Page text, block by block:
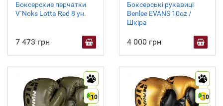
Боксерские перчатки
V`Noks Lotta Red 8 ун.
7 473 грн
Боксерські рукавиці
Benlee EVANS 10oz /
Шкіра
4 000 грн
9
10
9
10